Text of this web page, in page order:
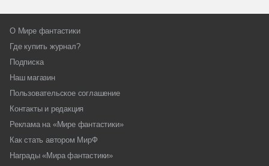
О Мире фантастики
Где купить журнал?
Подписка
Наш магазин
Пользовательское соглашение
Контакты и редакция
Реклама на «Мире фантастики»
Как стать автором МирФ
Награды «Мира фантастики»